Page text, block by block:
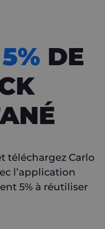
DE
téléchargez Carlo
l’application
5% à réutiliser